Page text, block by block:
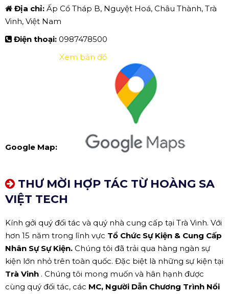
Địa chỉ: Ấp Cổ Tháp B, Nguyệt Hoá, Châu Thành, Trà
Vinh, Việt Nam
Điện thoại: 0987478500
Google Map:
Xem bản đồ
THƯ MỜI HỢP TÁC TỪ HOÀNG SA
VIỆT TECH
Kính gởi quý đối tác và quý nhà cung cấp tại Trà Vinh. Với
hơn 15 năm trong lĩnh vực Tổ Chức Sự Kiện & Cung Cấp
Nhân Sự Sự Kiện. Chúng tôi đã trải qua hàng ngàn sự
kiện lớn nhỏ trên toàn quốc. Đặc biệt là những sự kiện tại
Trà Vinh . Chúng tôi mong muốn và hân hạnh được
cùng quý đối tác, các MC, Người Dẫn Chương Trình Nổi